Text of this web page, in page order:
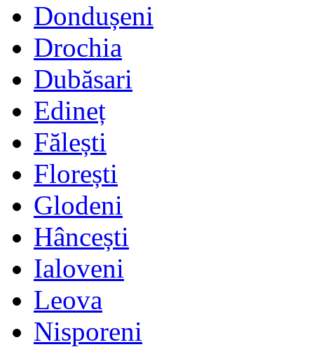
Dondușeni
Drochia
Dubăsari
Edineț
Fălești
Florești
Glodeni
Hâncești
Ialoveni
Leova
Nisporeni